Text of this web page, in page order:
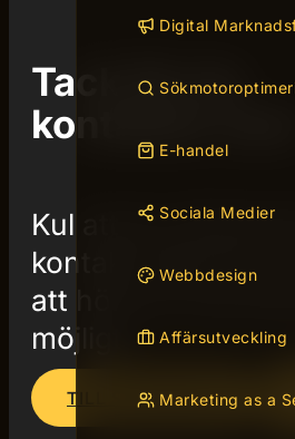
Digital
E-handel
Sociala Medier
Webbdesign
Affärsutveckling
Marketing as a
Tack för du
kontaktar oss!
Kul att du vill
kontakt med oss.
att höra av oss så
möjligt.
TILL STARTSIDAN